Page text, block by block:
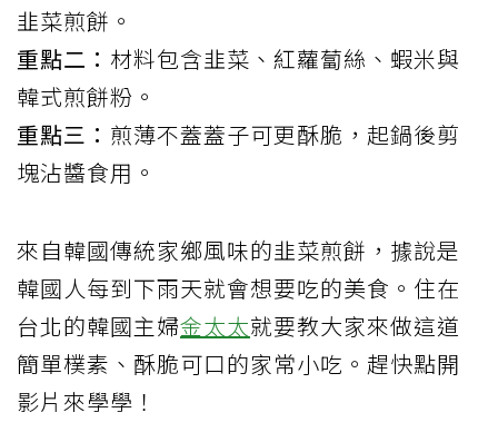
韭菜煎餅。
重點二： 材料包含韭菜、紅蘿蔔絲、蝦米與
韓式煎餅粉。
重點三： 煎薄不蓋蓋子可更酥脆，起鍋後剪
塊沾醬食用。
來自韓國傳統家鄉風味的韭菜煎餅，據說是
韓國人每到下雨天就會想要吃的美食。住在
台北的韓國主婦金太太就要教大家來做這道
簡單樸素、酥脆可口的家常小吃。趕快點開
影片來學學！